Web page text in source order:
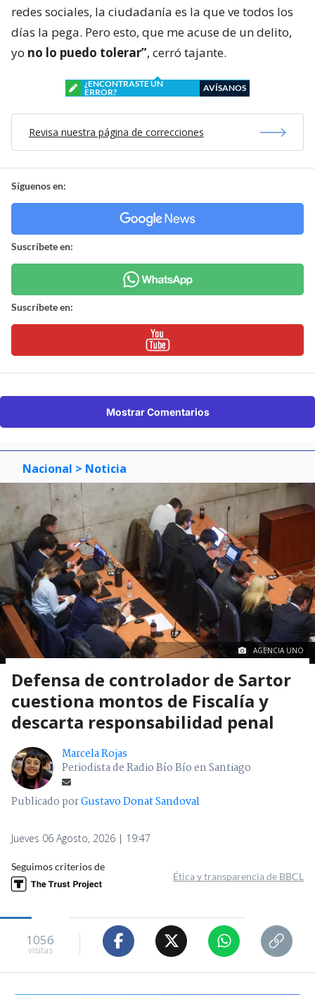
redes sociales, la ciudadanía es la que ve todos los
días la pega. Pero esto, que me acuse de un delito,
yo no lo puedo tolerar”, cerró tajante.
¿ENCONTRASTE UN
ERROR?
AVÍSANOS
Revisa nuestra página de correcciones
Síguenos en:
Suscríbete en:
Suscríbete en:
Mostrar Comentarios
Nacional > Noticia
AGENCIA UNO
Defensa de controlador de Sartor
cuestiona montos de Fiscalía y
descarta responsabilidad penal
Marcela Rojas
Periodista de Radio Bío Bío en Santiago
Publicado porGustavo Donat Sandoval
Jueves 06 Agosto, 2026 | 19:47
Seguimos criterios de
Ética y transparencia de BBCL
1056
visitas